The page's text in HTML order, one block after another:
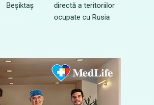
Beșiktaș
directă a teritoriilor
ocupate cu Rusia